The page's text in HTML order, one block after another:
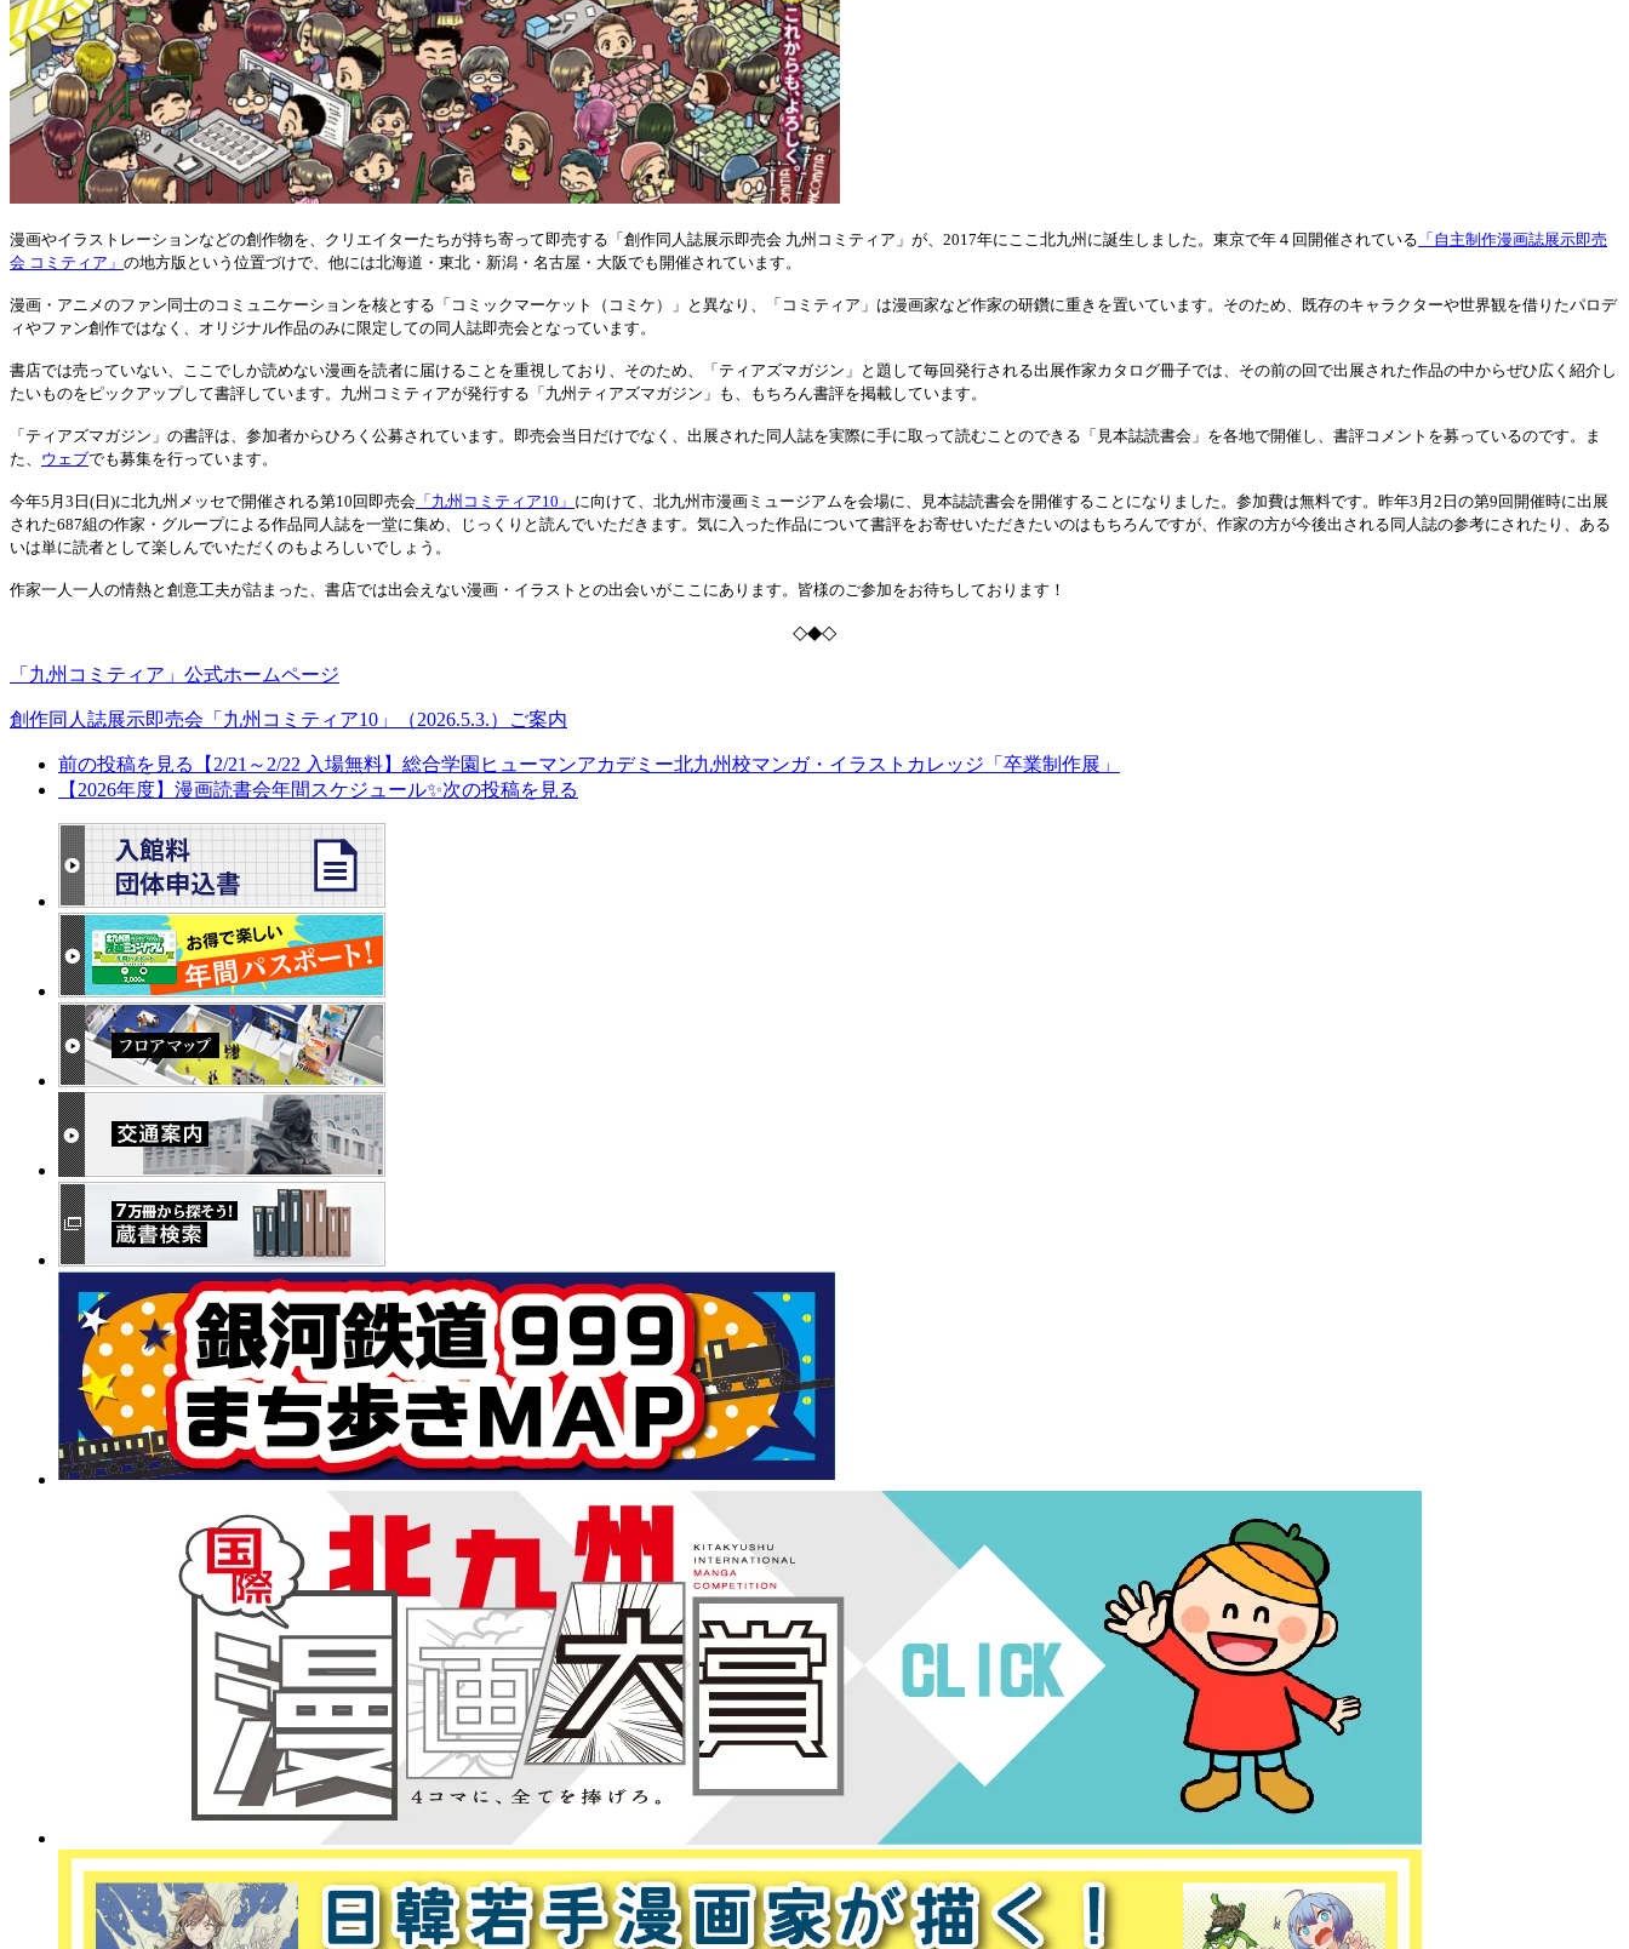
漫画やイラストレーションなどの創作物を、クリエイターたちが持ち寄って即売する「創作同人誌展示即売会 九州コミティア」が、2017年にここ北九州に誕生しました。東京で年４回開催されている 「自主制作漫画誌展示即売
会 コミティア」 の地方版という位置づけで、他には北海道・東北・新潟・名古屋・大阪でも開催されています。
漫画・アニメのファン同士のコミュニケーションを核とする「コミックマーケット（コミケ）」と異なり、「コミティア」は漫画家など作家の研鑽に重きを置いています。そのため、既存のキャラクターや世界観を借りたパロデ
ィやファン創作ではなく、オリジナル作品のみに限定しての同人誌即売会となっています。
書店では売っていない、ここでしか読めない漫画を読者に届けることを重視しており、そのため、「ティアズマガジン」と題して毎回発行される出展作家カタログ冊子では、その前の回で出展された作品の中からぜひ広く紹介し
たいものをピックアップして書評しています。九州コミティアが発行する「九州ティアズマガジン」も、もちろん書評を掲載しています。
「ティアズマガジン」の書評は、参加者からひろく公募されています。即売会当日だけでなく、出展された同人誌を実際に手に取って読むことのできる「見本誌読書会」を各地で開催し、書評コメントを募っているのです。ま
た、 ウェブでも募集を行っています。
今年5月3日(日)に北九州メッセで開催される第10回即売会 「九州コミティア10」 に向けて、北九州市漫画ミュージアムを会場に、見本誌読書会を開催することになりました。参加費は無料です。昨年3月2日の第9回開催時に出展
された687組の作家・グループによる作品同人誌を一堂に集め、じっくりと読んでいただきます。気に入った作品について書評をお寄せいただきたいのはもちろんですが、作家の方が今後出される同人誌の参考にされたり、ある
いは単に読者として楽しんでいただくのもよろしいでしょう。
作家一人一人の情熱と創意工夫が詰まった、書店では出会えない漫画・イラストとの出会いがここにあります。皆様のご参加をお待ちしております！
◇◆◇
「九州コミティア」公式ホームページ
創作同人誌展示即売会「九州コミティア10」（2026.5.3.）ご案内
前の投稿を見る
【2/21～2/22 入場無料】総合学園ヒューマンアカデミー北九州校マンガ・イラストカレッジ「卒業制作展」
【2026年度】漫画読書会年間スケジュール✨次の投稿を見る